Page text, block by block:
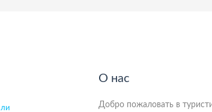
О нас
Добро пожаловать в